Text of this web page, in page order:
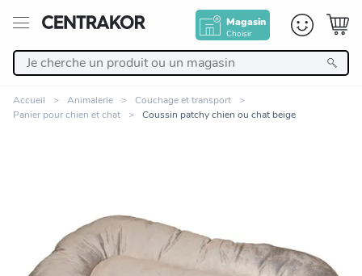
Magasin
Choisir
Linge de maison
Meuble
Accueil Animalerie
Couchage et transport
Panier pour chien et chat
Coussin patchy chien ou chat beige